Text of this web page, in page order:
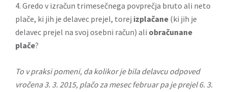
4. Gredo v izračun trimesečnega povprečja bruto ali neto
plače, ki jih je delavec prejel, torej izplačane (ki jih je
delavec prejel na svoj osebni račun) ali obračunane
plače?
To v praksi pomeni, da kolikor je bila delavcu odpoved
vročena 3. 3. 2015, plačo za mesec februar pa je prejel 6. 3.